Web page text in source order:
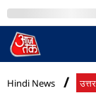
MumbaiTak
Hindi News